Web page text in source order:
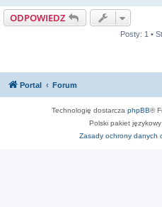
ODPOWIEDZ
Posty: 1 •
Portal Forum
Technologię dostarcza phpBB®
Polski pakiet
Zasady ochrony danych